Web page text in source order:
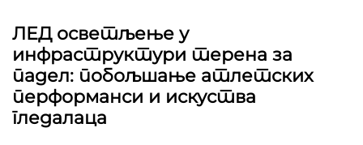
ЛЕД осветљење у
инфраструктури терена за
падел: побољшање атлетских
перформанси и искуства
гледалаца